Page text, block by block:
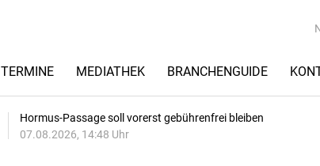
TERMINE MEDIATHEK BRANCHENGUIDE
Hormus-Passage soll vorerst gebührenfrei bleiben
07.08.2026, 14:48 Uhr